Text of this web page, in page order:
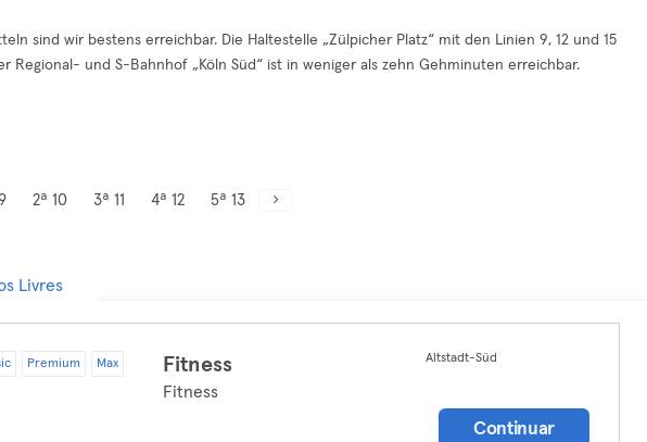
sind wir bestens erreichbar. Die Haltestelle „Zülpicher Platz“ mit den Linien 9, 12 und 15
Regional- und S-Bahnhof „Köln Süd“ ist in weniger als zehn Gehminuten erreichbar.
2ª 10 3ª 11 4ª 12 5ª 13
Livres
Premium Max Fitness
Fitness
Altstadt-Süd
Continuar